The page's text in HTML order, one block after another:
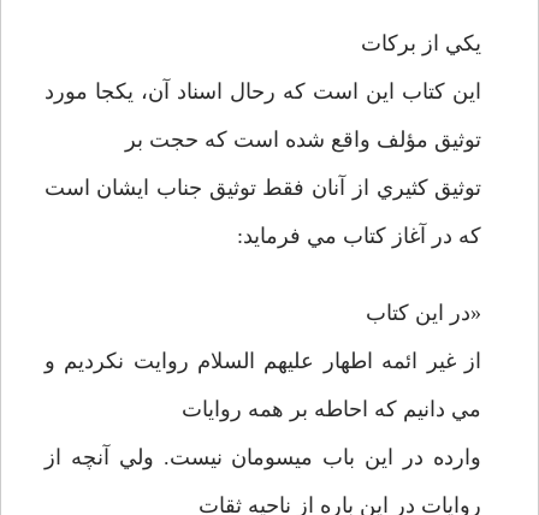
يکي از برکات
اين کتاب اين است که رحال اسناد آن، يکجا مورد
توثيق مؤلف واقع شده است که حجت بر
توثيق کثيري از آنان فقط توثيق جناب ايشان است
که در آغاز کتاب مي فرمايد:
«در اين کتاب
از غير ائمه اطهار عليهم السلام روايت نکرديم و
مي دانيم که احاطه بر همه روايات
وارده در اين باب ميسومان نيست. ولي آنچه از
روايات در اين باره از ناحيه ثقات